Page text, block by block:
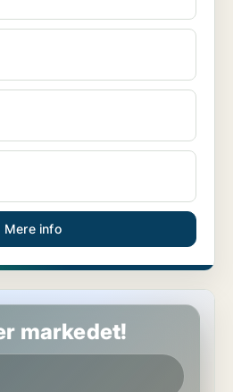
Mere info
markedet!